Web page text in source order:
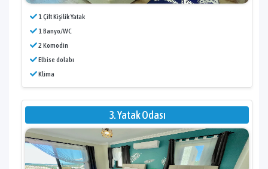
1 Çift Kişilik Yatak
1 Banyo/WC
2 Komodin
Elbise dolabı
Klima
3. Yatak Odası